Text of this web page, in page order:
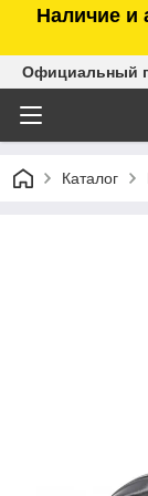
Наличие и
Официальный
Каталог